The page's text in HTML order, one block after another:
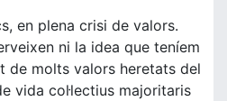
en plena crisi de valors.
ni la idea que teníem
de molts valors heretats del
vida col·lectius majoritaris